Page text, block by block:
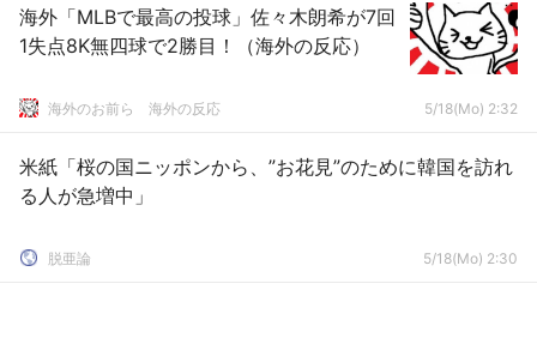
海外「MLBで最高の投球」佐々木朗希が7回
1失点8K無四球で2勝目！（海外の反応）
海外のお前ら 海外の反応 5/18(Mo) 2:32
米紙「桜の国ニッポンから、”お花見”のために韓国を訪れ
る人が急増中」
脱亜論 5/18(Mo) 2:30